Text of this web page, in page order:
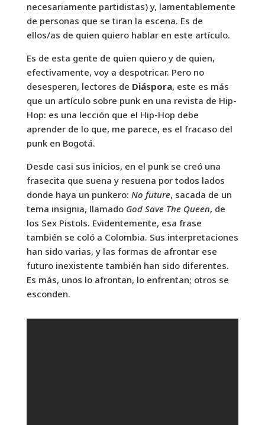
necesariamente partidistas) y, lamentablemente
de personas que se tiran la escena. Es de
ellos/as de quien quiero hablar en este artículo.
Es de esta gente de quien quiero y de quien,
efectivamente, voy a despotricar. Pero no
desesperen, lectores de Diáspora, este es más
que un artículo sobre punk en una revista de Hip-
Hop: es una lección que el Hip-Hop debe
aprender de lo que, me parece, es el fracaso del
punk en Bogotá.
Desde casi sus inicios, en el punk se creó una
frasecita que suena y resuena por todos lados
donde haya un punkero: No future, sacada de un
tema insignia, llamado God Save The Queen, de
los Sex Pistols. Evidentemente, esa frase
también se coló a Colombia. Sus interpretaciones
han sido varias, y las formas de afrontar ese
futuro inexistente también han sido diferentes.
Es más, unos lo afrontan, lo enfrentan; otros se
esconden.